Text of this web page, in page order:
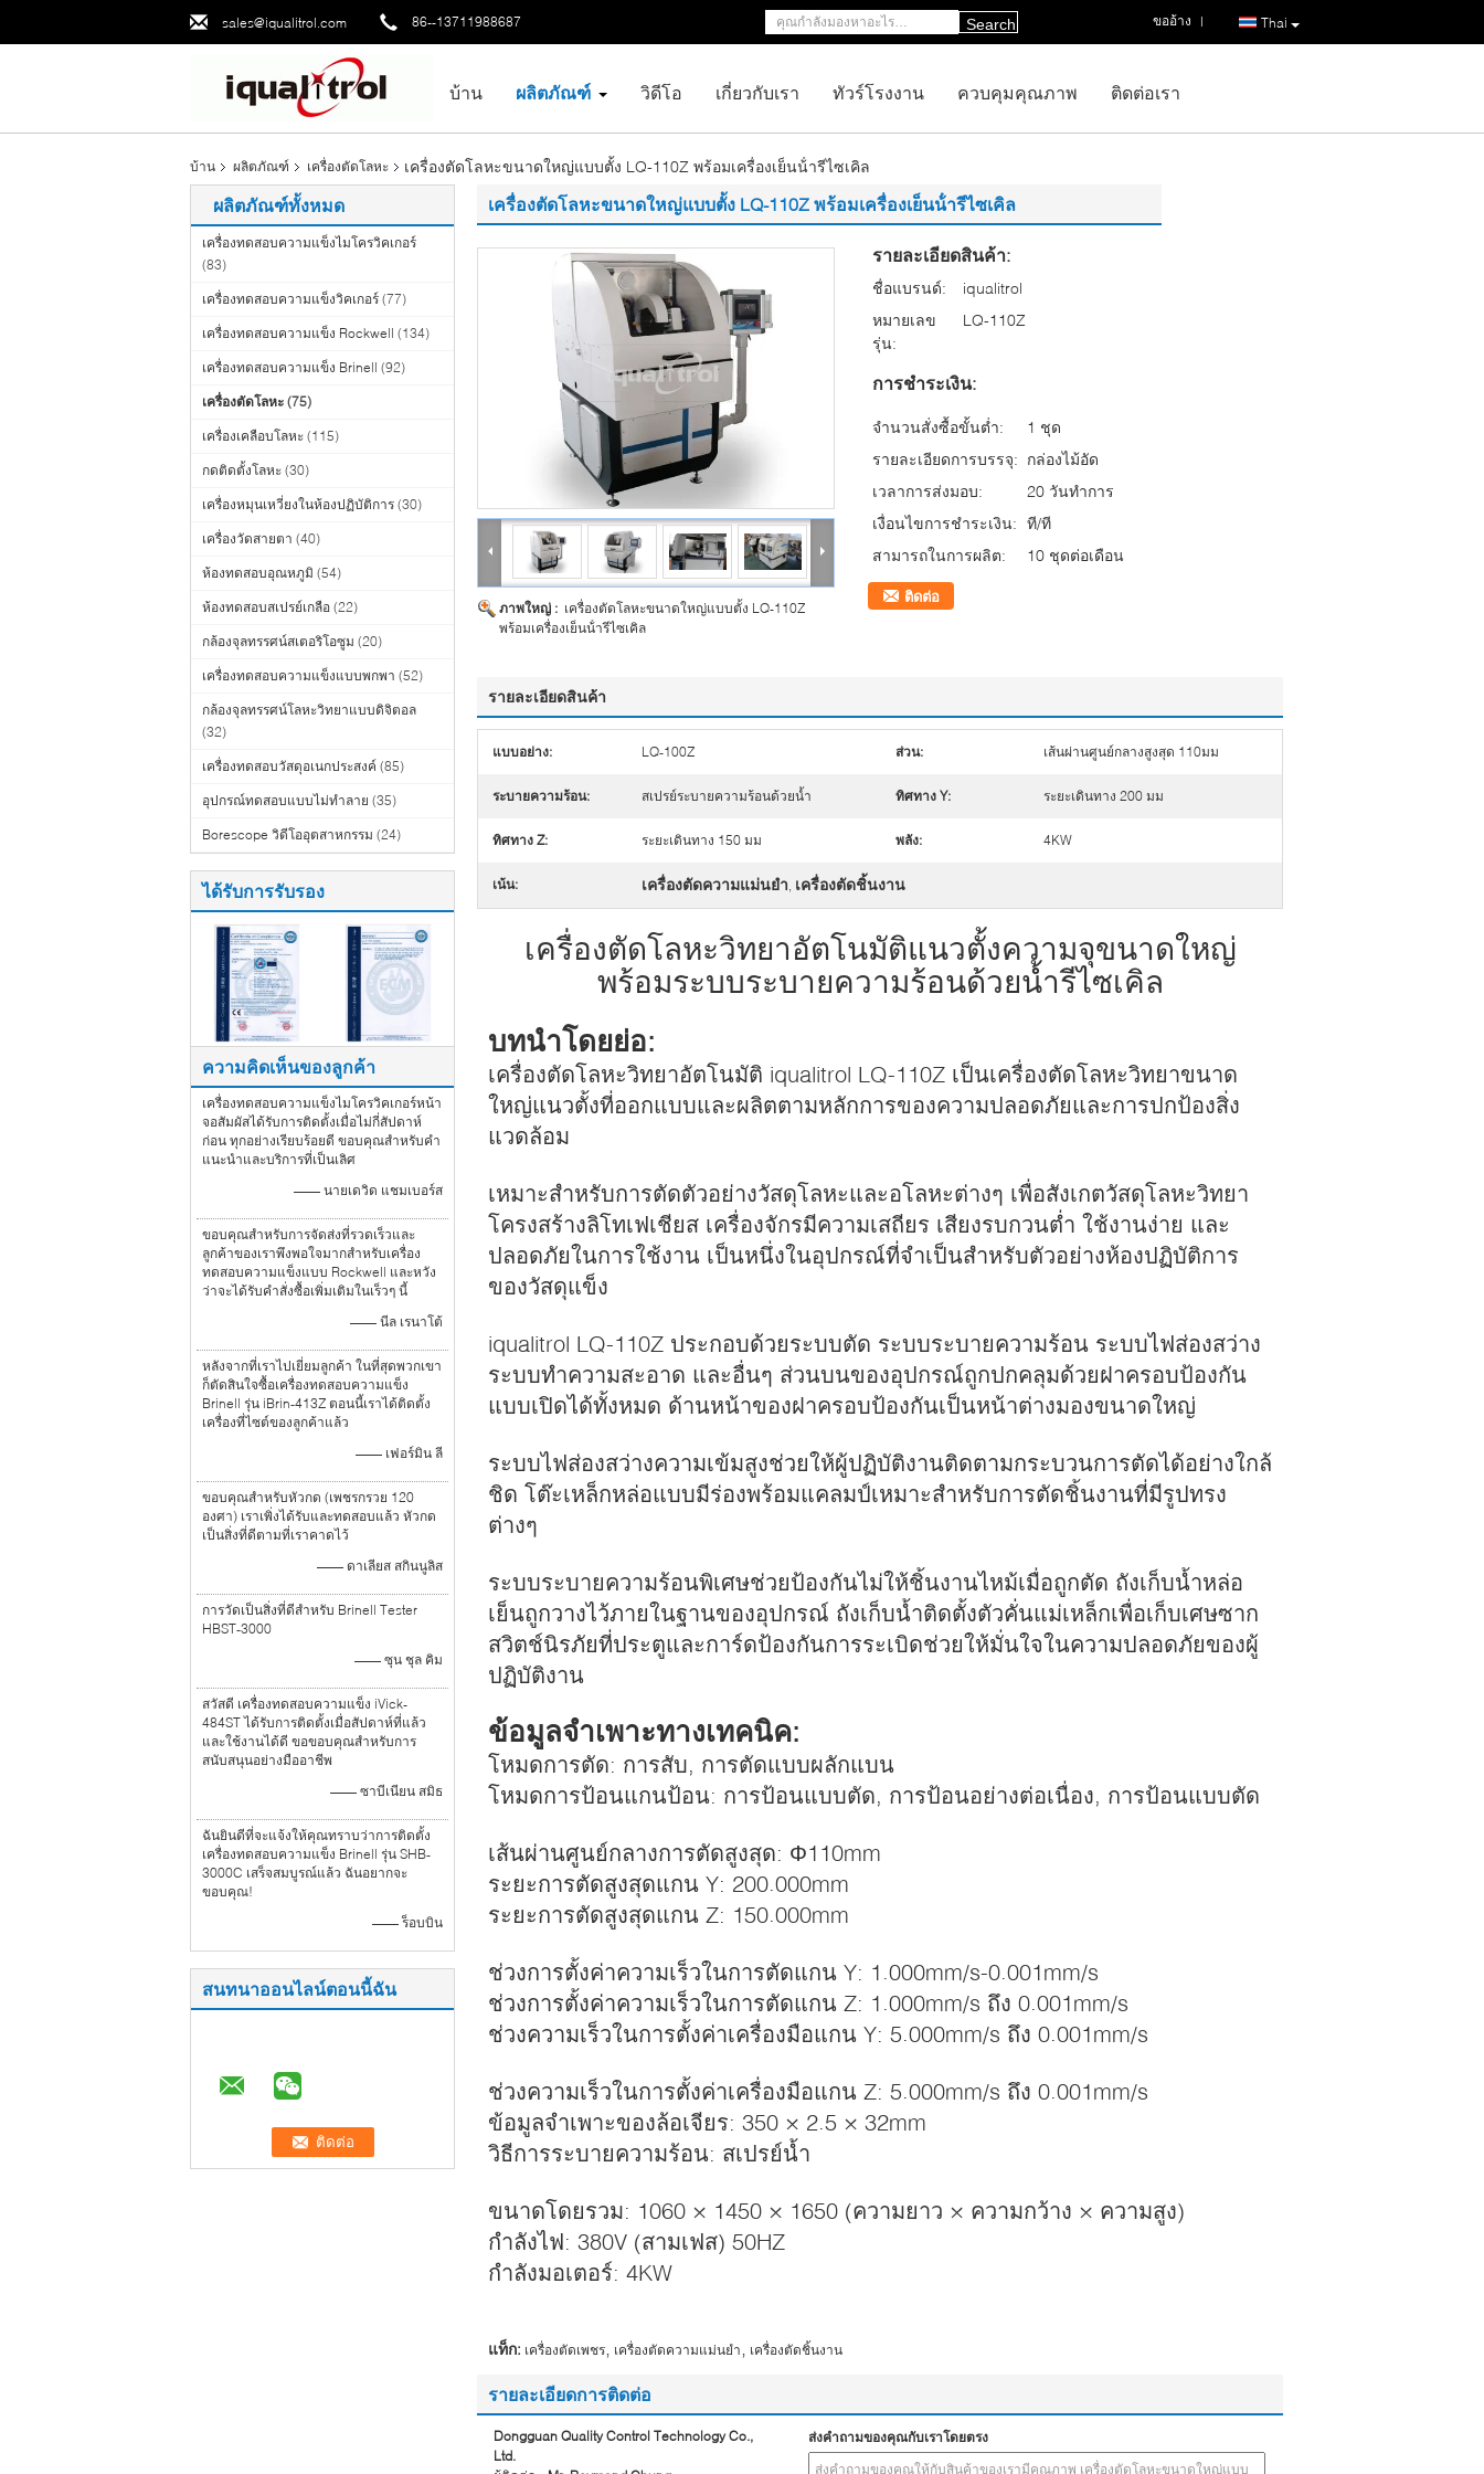
sales@iqualitrol.com 86--13711988687 Thai
ขออ้าง |
Search
บ้าน ผลิตภัณฑ์ วิดีโอ เกี่ยวกับเรา ทัวร์โรงงาน ควบคุมคุณภาพ ติดต่อเรา
บ้าน ผลิตภัณฑ์ เครื่องตัดโลหะ เครื่องตัดโลหะขนาดใหญ่แบบตั้ง LQ-110Z พร้อมเครื่องเย็นน้ํารีไซเคิล
ผลิตภัณฑ์ทั้งหมด
เครื่องทดสอบความแข็งไมโครวิคเกอร์
(83)
เครื่องทดสอบความแข็งวิคเกอร์ (77)
เครื่องทดสอบความแข็ง Rockwell (134)
เครื่องทดสอบความแข็ง Brinell (92)
เครื่องตัดโลหะ (75)
เครื่องเคลือบโลหะ (115)
กดติดตั้งโลหะ (30)
เครื่องหมุนเหวี่ยงในห้องปฏิบัติการ (30)
เครื่องวัดสายตา (40)
ห้องทดสอบอุณหภูมิ (54)
ห้องทดสอบสเปรย์เกลือ (22)
กล้องจุลทรรศน์สเตอริโอซูม (20)
เครื่องทดสอบความแข็งแบบพกพา (52)
กล้องจุลทรรศน์โลหะวิทยาแบบดิจิตอล
(32)
เครื่องทดสอบวัสดุอเนกประสงค์ (85)
อุปกรณ์ทดสอบแบบไม่ทำลาย (35)
Borescope วิดีโออุตสาหกรรม (24)
ได้รับการรับรอง
ความคิดเห็นของลูกค้า
เครื่องทดสอบความแข็งไมโครวิคเกอร์หน้า
จอสัมผัสได้รับการติดตั้งเมื่อไม่กี่สัปดาห์
ก่อน ทุกอย่างเรียบร้อยดี ขอบคุณสำหรับคำ
แนะนำและบริการที่เป็นเลิศ
—— นายเดวิด แชมเบอร์ส
ขอบคุณสำหรับการจัดส่งที่รวดเร็วและ
ลูกค้าของเราพึงพอใจมากสำหรับเครื่อง
ทดสอบความแข็งแบบ Rockwell และหวัง
ว่าจะได้รับคำสั่งซื้อเพิ่มเติมในเร็วๆ นี้
—— นีล เรนาโต้
หลังจากที่เราไปเยี่ยมลูกค้า ในที่สุดพวกเขา
ก็ตัดสินใจซื้อเครื่องทดสอบความแข็ง
Brinell รุ่น iBrin-413Z ตอนนี้เราได้ติดตั้ง
เครื่องที่ไซต์ของลูกค้าแล้ว
—— เฟอร์มิน ลี
ขอบคุณสำหรับหัวกด (เพชรกรวย 120
องศา) เราเพิ่งได้รับและทดสอบแล้ว หัวกด
เป็นสิ่งที่ดีตามที่เราคาดไว้
—— ดาเลียส สกินนูลิส
การวัดเป็นสิ่งที่ดีสำหรับ Brinell Tester
HBST-3000
—— ซุน ชุล คิม
สวัสดี เครื่องทดสอบความแข็ง iVick-
484ST ได้รับการติดตั้งเมื่อสัปดาห์ที่แล้ว
และใช้งานได้ดี ขอขอบคุณสำหรับการ
สนับสนุนอย่างมืออาชีพ
—— ซาบีเนียน สมิธ
ฉันยินดีที่จะแจ้งให้คุณทราบว่าการติดตั้ง
เครื่องทดสอบความแข็ง Brinell รุ่น SHB-
3000C เสร็จสมบูรณ์แล้ว ฉันอยากจะ
ขอบคุณ!
—— ร็อบบิน
สนทนาออนไลน์ตอนนี้ฉัน
เครื่องตัดโลหะขนาดใหญ่แบบตั้ง LQ-110Z พร้อมเครื่องเย็นน้ํารีไซเคิล
ภาพใหญ่ : เครื่องตัดโลหะขนาดใหญ่แบบตั้ง LQ-110Z
พร้อมเครื่องเย็นน้ํารีไซเคิล
รายละเอียดสินค้า:
ชื่อแบรนด์:
iqualitrol
หมายเลข
รุ่น:
LQ-110Z
การชำระเงิน:
จำนวนสั่งซื้อขั้นต่ำ:
1 ชุด
รายละเอียดการบรรจุ: กล่องไม้อัด
เวลาการส่งมอบ:
20 วันทำการ
เงื่อนไขการชำระเงิน: ที/ที
สามารถในการผลิต:
10 ชุดต่อเดือน
ติดต่อ
รายละเอียดสินค้า
แบบอย่าง: LQ-100Z ส่วน: เส้นผ่านศูนย์กลางสูงสุด 110มม
ระบายความร้อน: สเปรย์ระบายความร้อนด้วยน้ำ ทิศทาง Y: ระยะเดินทาง 200 มม
ทิศทาง Z: ระยะเดินทาง 150 มม พลัง: 4KW
เน้น: เครื่องตัดความแม่นยำ, เครื่องตัดชิ้นงาน
เครื่องตัดโลหะวิทยาอัตโนมัติแนวตั้งความจุขนาดใหญ่
พร้อมระบบระบายความร้อนด้วยน้ำรีไซเคิล
บทนำโดยย่อ:
เครื่องตัดโลหะวิทยาอัตโนมัติ iqualitrol LQ-110Z เป็นเครื่องตัดโลหะวิทยาขนาด
ใหญ่แนวตั้งที่ออกแบบและผลิตตามหลักการของความปลอดภัยและการปกป้องสิ่ง
แวดล้อม
เหมาะสำหรับการตัดตัวอย่างวัสดุโลหะและอโลหะต่างๆ เพื่อสังเกตวัสดุโลหะวิทยา
โครงสร้างลิโทเฟเชียส เครื่องจักรมีความเสถียร เสียงรบกวนต่ำ ใช้งานง่าย และ
ปลอดภัยในการใช้งาน เป็นหนึ่งในอุปกรณ์ที่จำเป็นสำหรับตัวอย่างห้องปฏิบัติการ
ของวัสดุแข็ง
iqualitrol LQ-110Z ประกอบด้วยระบบตัด ระบบระบายความร้อน ระบบไฟส่องสว่าง
ระบบทำความสะอาด และอื่นๆ ส่วนบนของอุปกรณ์ถูกปกคลุมด้วยฝาครอบป้องกัน
แบบเปิดได้ทั้งหมด ด้านหน้าของฝาครอบป้องกันเป็นหน้าต่างมองขนาดใหญ่
ระบบไฟส่องสว่างความเข้มสูงช่วยให้ผู้ปฏิบัติงานติดตามกระบวนการตัดได้อย่างใกล้
ชิด โต๊ะเหล็กหล่อแบบมีร่องพร้อมแคลมป์เหมาะสำหรับการตัดชิ้นงานที่มีรูปทรง
ต่างๆ
ระบบระบายความร้อนพิเศษช่วยป้องกันไม่ให้ชิ้นงานไหม้เมื่อถูกตัด ถังเก็บน้ำหล่อ
เย็นถูกวางไว้ภายในฐานของอุปกรณ์ ถังเก็บน้ำติดตั้งตัวคั่นแม่เหล็กเพื่อเก็บเศษซาก
สวิตช์นิรภัยที่ประตูและการ์ดป้องกันการระเบิดช่วยให้มั่นใจในความปลอดภัยของผู้
ปฏิบัติงาน
ข้อมูลจำเพาะทางเทคนิค:
โหมดการตัด: การสับ, การตัดแบบผลักแบน
โหมดการป้อนแกนป้อน: การป้อนแบบตัด, การป้อนอย่างต่อเนื่อง, การป้อนแบบตัด
เส้นผ่านศูนย์กลางการตัดสูงสุด: Φ110mm
ระยะการตัดสูงสุดแกน Y: 200.000mm
ระยะการตัดสูงสุดแกน Z: 150.000mm
ช่วงการตั้งค่าความเร็วในการตัดแกน Y: 1.000mm/s-0.001mm/s
ช่วงการตั้งค่าความเร็วในการตัดแกน Z: 1.000mm/s ถึง 0.001mm/s
ช่วงความเร็วในการตั้งค่าเครื่องมือแกน Y: 5.000mm/s ถึง 0.001mm/s
ช่วงความเร็วในการตั้งค่าเครื่องมือแกน Z: 5.000mm/s ถึง 0.001mm/s
ข้อมูลจำเพาะของล้อเจียร: 350 × 2.5 × 32mm
วิธีการระบายความร้อน: สเปรย์น้ำ
ขนาดโดยรวม: 1060 × 1450 × 1650 (ความยาว × ความกว้าง × ความสูง)
กำลังไฟ: 380V (สามเฟส) 50HZ
กำลังมอเตอร์: 4KW
แท็ก: เครื่องตัดเพชร เครื่องตัดความแม่นยำ เครื่องตัดชิ้นงาน
รายละเอียดการติดต่อ
Dongguan Quality Control Technology Co.,
Ltd.
ส่งคำถามของคุณกับเราโดยตรง